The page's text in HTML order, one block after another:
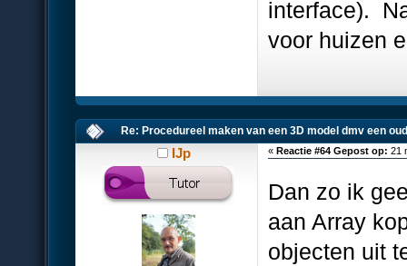
interface).
voor huizen
Re: Procedureel maken van een 3D model dmv een
IJp « Reactie #64 Gepost op: 21
Dan zo ik
aan Array
objecten uit